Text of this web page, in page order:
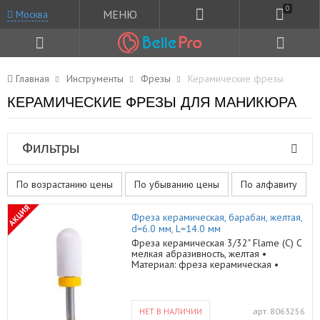
Москва МЕНЮ 0
Главная Инструменты Фрезы Керамические фрезы
КЕРАМИЧЕСКИЕ ФРЕЗЫ ДЛЯ МАНИКЮРА
Фильтры
По возрастанию цены По убыванию цены По алфавиту
АКЦИЯ
Фреза керамическая, барабан, желтая,
d=6.0 мм, L=14.0 мм
Фреза керамическая 3/32" Flame (C) C
мелкая абразивность, желтая •
Материал: фреза керамическая •
части: 6,0 мм • Диаметр хвостовика
НЕТ В НАЛИЧИИ арт. 8063256